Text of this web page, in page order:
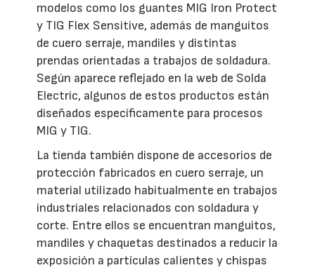
modelos como los guantes MIG Iron Protect
y TIG Flex Sensitive, además de manguitos
de cuero serraje, mandiles y distintas
prendas orientadas a trabajos de soldadura.
Según aparece reflejado en la web de Solda
Electric, algunos de estos productos están
diseñados específicamente para procesos
MIG y TIG.
La tienda también dispone de accesorios de
protección fabricados en cuero serraje, un
material utilizado habitualmente en trabajos
industriales relacionados con soldadura y
corte. Entre ellos se encuentran manguitos,
mandiles y chaquetas destinados a reducir la
exposición a partículas calientes y chispas